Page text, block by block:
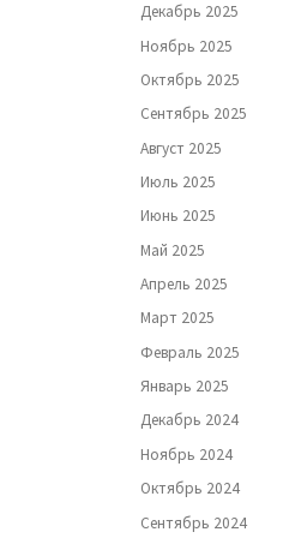
Декабрь 2025
Ноябрь 2025
Октябрь 2025
Сентябрь 2025
Август 2025
Июль 2025
Июнь 2025
Май 2025
Апрель 2025
Март 2025
Февраль 2025
Январь 2025
Декабрь 2024
Ноябрь 2024
Октябрь 2024
Сентябрь 2024